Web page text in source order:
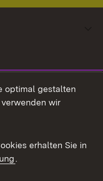
optimal gestalten
wir
erhalten Sie in
.